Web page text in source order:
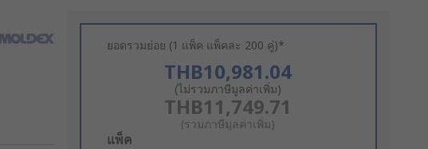
ยอดรวมย่อย (1 แพ็ค แพ็คละ 200 คู่)*
THB10,981.04
(ไม่รวมภาษีมูลค่าเพิ่ม)
THB11,749.71
(รวมภาษีมูลค่าเพิ่ม)
Add
แพ็ค